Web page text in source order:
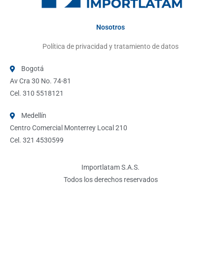
Nosotros
Política de privacidad y tratamiento de datos
Bogotá
Av Cra 30 No. 74-81
Cel. 310 5518121
Medellín
Centro Comercial Monterrey Local 210
Cel. 321 4530599
Importlatam S.A.S.
Todos los derechos reservados